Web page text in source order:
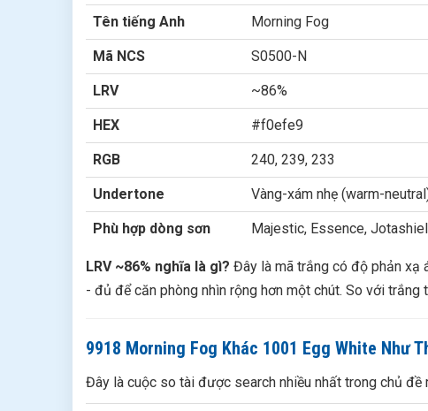
Tên tiếng Anh Morning Fog
Mã NCS S0500-N
LRV ~86%
HEX #f0efe9
RGB 240, 239, 233
Undertone Vàng-xám nhẹ (warm-
Phù hợp dòng sơn Majestic, Essence,
LRV ~86% nghĩa là gì? Đây là mã trắng có độ phản xạ
- đủ để căn phòng nhìn rộng hơn một chút. So với trắng
9918 Morning Fog Khác 1001 Egg White Như
Đây là cuộc so tài được search nhiều nhất trong chủ đề